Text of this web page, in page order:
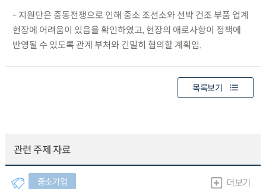
- 지원단은 중동전쟁으로 인해 중소 조선소와 선박 건조 부품 업계
현장에 어려움이 있음을 확인하였고, 현장의 애로사항이 정책에
반영될 수 있도록 관계 부처와 긴밀히 협의할 계획임.
목록보기
관련 주제 자료
중소기업 더보기